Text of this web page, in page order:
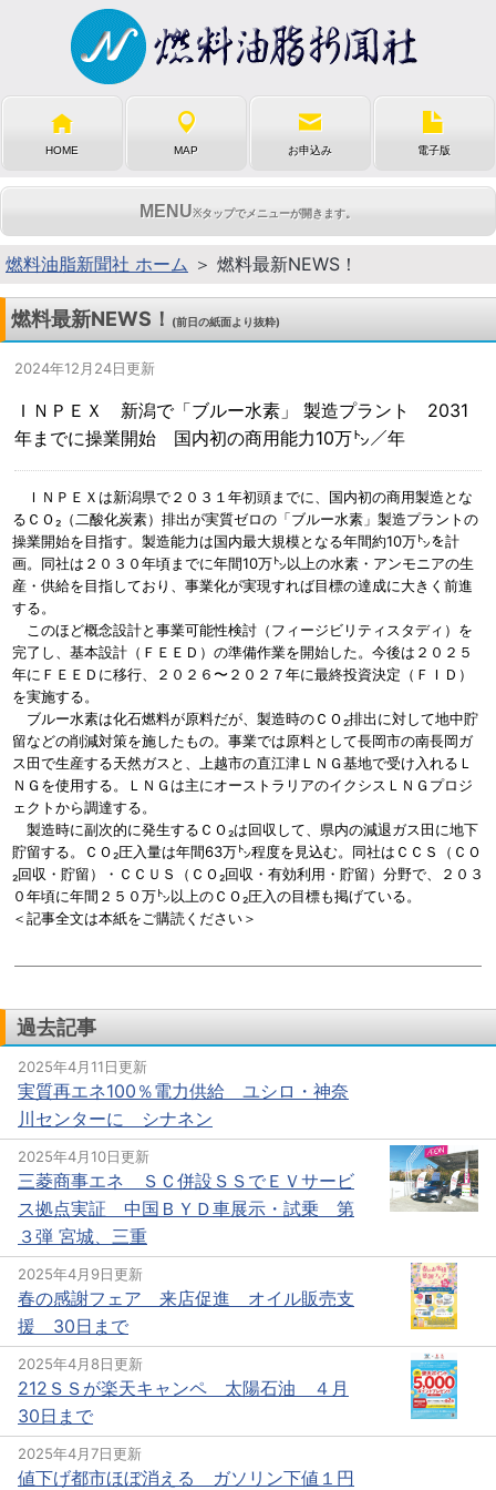
HOME MAP お申込み 電子版
MENU※タップでメニューが開きます。
燃料油脂新聞社 ホーム ＞ 燃料最新NEWS！
燃料最新NEWS！ (前日の紙面より抜粋)
2024年12月24日更新
ＩＮＰＥＸ 新潟で「ブルー水素」 製造プラント 2031
年までに操業開始 国内初の商用能力10万㌧／年
ＩＮＰＥＸは新潟県で２０３１年初頭までに、国内初の商用製造とな
るＣＯ₂（二酸化炭素）排出が実質ゼロの「ブルー水素」製造プラントの
操業開始を目指す。製造能力は国内最大規模となる年間約10万㌧を計
画。同社は２０３０年頃までに年間10万㌧以上の水素・アンモニアの生
産・供給を目指しており、事業化が実現すれば目標の達成に大きく前進
する。
このほど概念設計と事業可能性検討（フィージビリティスタディ）を
完了し、基本設計（ＦＥＥＤ）の準備作業を開始した。今後は２０２５
年にＦＥＥＤに移行、２０２６〜２０２７年に最終投資決定（ＦＩＤ）
を実施する。
ブルー水素は化石燃料が原料だが、製造時のＣＯ₂排出に対して地中貯
留などの削減対策を施したもの。事業では原料として長岡市の南長岡ガ
ス田で生産する天然ガスと、上越市の直江津ＬＮＧ基地で受け入れるＬ
ＮＧを使用する。ＬＮＧは主にオーストラリアのイクシスＬＮＧプロジ
ェクトから調達する。
製造時に副次的に発生するＣＯ₂は回収して、県内の減退ガス田に地下
貯留する。ＣＯ₂圧入量は年間63万㌧程度を見込む。同社はＣＣＳ（ＣＯ
₂回収・貯留）・ＣＣＵＳ（ＣＯ₂回収・有効利用・貯留）分野で、２０３
０年頃に年間２５０万㌧以上のＣＯ₂圧入の目標も掲げている。
＜記事全文は本紙をご購読ください＞
過去記事
2025年4月11日更新
実質再エネ100％電力供給 ユシロ・神奈
川センターに シナネン
2025年4月10日更新
三菱商事エネ ＳＣ併設ＳＳでＥＶサービ
ス拠点実証 中国ＢＹＤ車展示・試乗 第
３弾 宮城、三重
2025年4月9日更新
春の感謝フェア 来店促進 オイル販売支
援 30日まで
2025年4月8日更新
212ＳＳが楽天キャンペ 太陽石油 ４月
30日まで
2025年4月7日更新
値下げ都市ほぼ消える ガソリン下値１円